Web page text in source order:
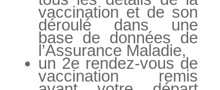
vaccination et de son
déroulé dans une
base de données de
l’Assurance Maladie,
un 2e rendez-vous de
vaccination remis